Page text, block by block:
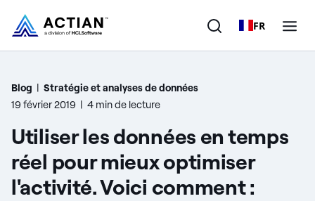
FR
Produits
Clients
Entreprise
Blog | Stratégie et analyses de données
19 février 2019 | 4 min de lecture
Utiliser les données en temps
réel pour mieux optimiser
l'activité. Voici comment :